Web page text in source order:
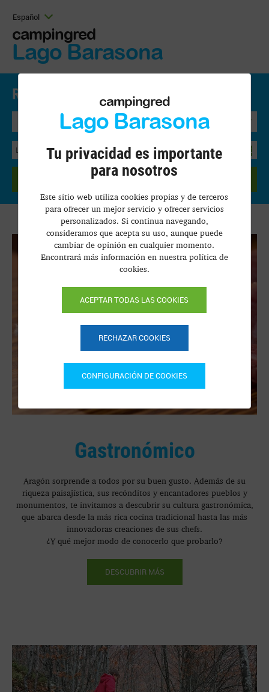
Español
campingred
Lago Barasona
Reservar Online. Precios y disponibilidad
BUSCAR
Gastronómico
Aragón sorprende a todos por su buen gusto. Además de su
riqueza paisajística, sus recónditos y encantadores pueblos y
monumentos, te invitamos a descubrir su cultura gastronómica,
que abarca desde la más rica cocina tradicional hasta las más
innovadoras creaciones de sus chefs.
¿Y qué mejor modo de conocerlo que probarlo?
DESCUBRIR MÁS
campingred
Lago Barasona
Tu privacidad es importante
para nosotros
Este sitio web utiliza cookies propias y de terceros
para ofrecer un mejor servicio y ofrecer servicios
personalizados. Si continua navegando,
consideramos que acepta su uso, aunque puede
cambiar de opinión en cualquier momento.
Encontrará más información en nuestra política de
cookies.
ACEPTAR TODAS LAS COOKIES
RECHAZAR COOKIES
CONFIGURACIÓN DE COOKIES